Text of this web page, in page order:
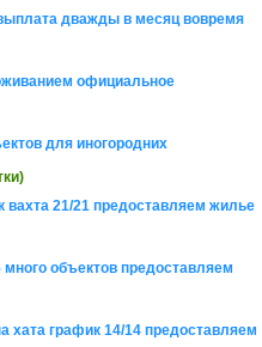
дважды в месяц вовремя
официальное
для иногородних
вахта 21/21 предоставляем жилье
объектов предоставляем
хата график 14/14 предоставляем